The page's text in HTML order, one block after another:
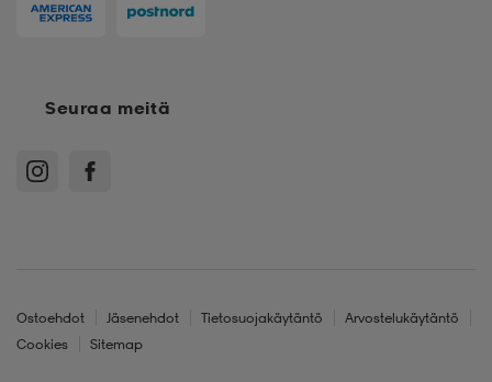
Seuraa meitä
Ostoehdot Jäsenehdot Tietosuojakäytäntö
Arvostelukäytäntö
Cookies
Sitemap